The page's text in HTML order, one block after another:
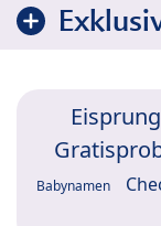
Babynamen